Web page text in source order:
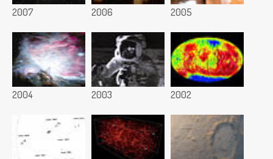
2007 2006 2005
2004 2003 2002